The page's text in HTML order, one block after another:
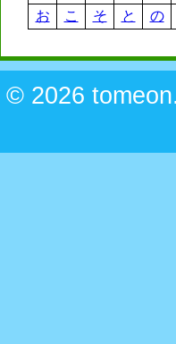
お こ そ と の
© 2026